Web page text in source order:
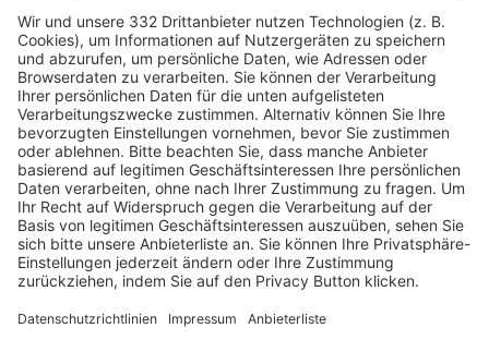
HÄUFIG BESUCHTE SEITEN
Pässe und Vereinswechsel
Trainerausbildung
Schulungsangebot Vereinsmitarbeiter
BFV-Geschäftsstellen
Trainerbörse
Login SpielPlus
FOLGE DEM BFV